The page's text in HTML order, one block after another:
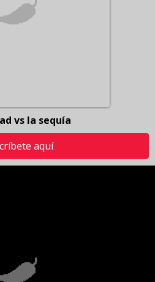
vs la sequía
aquí